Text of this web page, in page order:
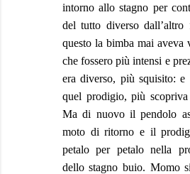
intorno allo stagno per
del tutto diverso
questo la bimba mai aveva
che fossero più intensi e
era diverso, più squisito:
quel prodigio, più
Ma di nuovo il pendolo
moto di ritorno e il
petalo per petalo nella
dello stagno buio. Momo